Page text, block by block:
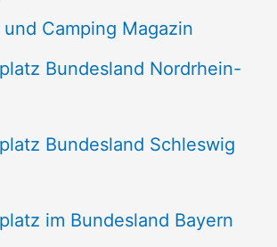
Camping Magazin
Bundesland Nordrhein-
Bundesland Schleswig
im Bundesland Bayern